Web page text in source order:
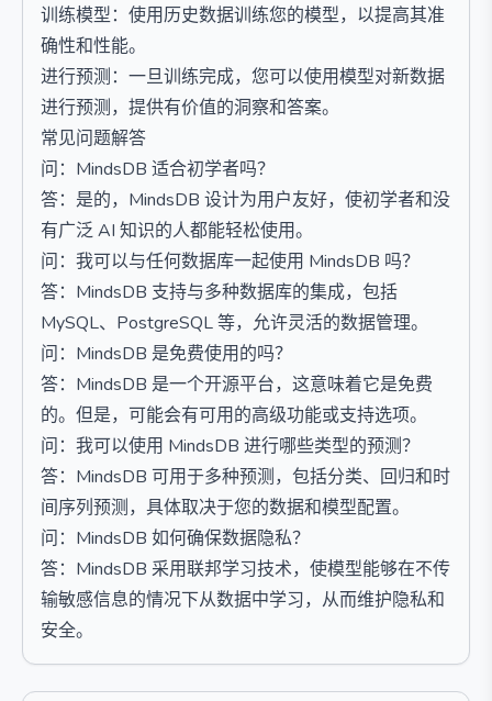
训练模型：使用历史数据训练您的模型，以提高其准
确性和性能。
进行预测：一旦训练完成，您可以使用模型对新数据
进行预测，提供有价值的洞察和答案。
常见问题解答
问：MindsDB 适合初学者吗？
答：是的，MindsDB 设计为用户友好，使初学者和没
有广泛 AI 知识的人都能轻松使用。
问：我可以与任何数据库一起使用 MindsDB 吗？
答：MindsDB 支持与多种数据库的集成，包括
MySQL、PostgreSQL 等，允许灵活的数据管理。
问：MindsDB 是免费使用的吗？
答：MindsDB 是一个开源平台，这意味着它是免费
的。但是，可能会有可用的高级功能或支持选项。
问：我可以使用 MindsDB 进行哪些类型的预测？
答：MindsDB 可用于多种预测，包括分类、回归和时
间序列预测，具体取决于您的数据和模型配置。
问：MindsDB 如何确保数据隐私？
答：MindsDB 采用联邦学习技术，使模型能够在不传
输敏感信息的情况下从数据中学习，从而维护隐私和
安全。